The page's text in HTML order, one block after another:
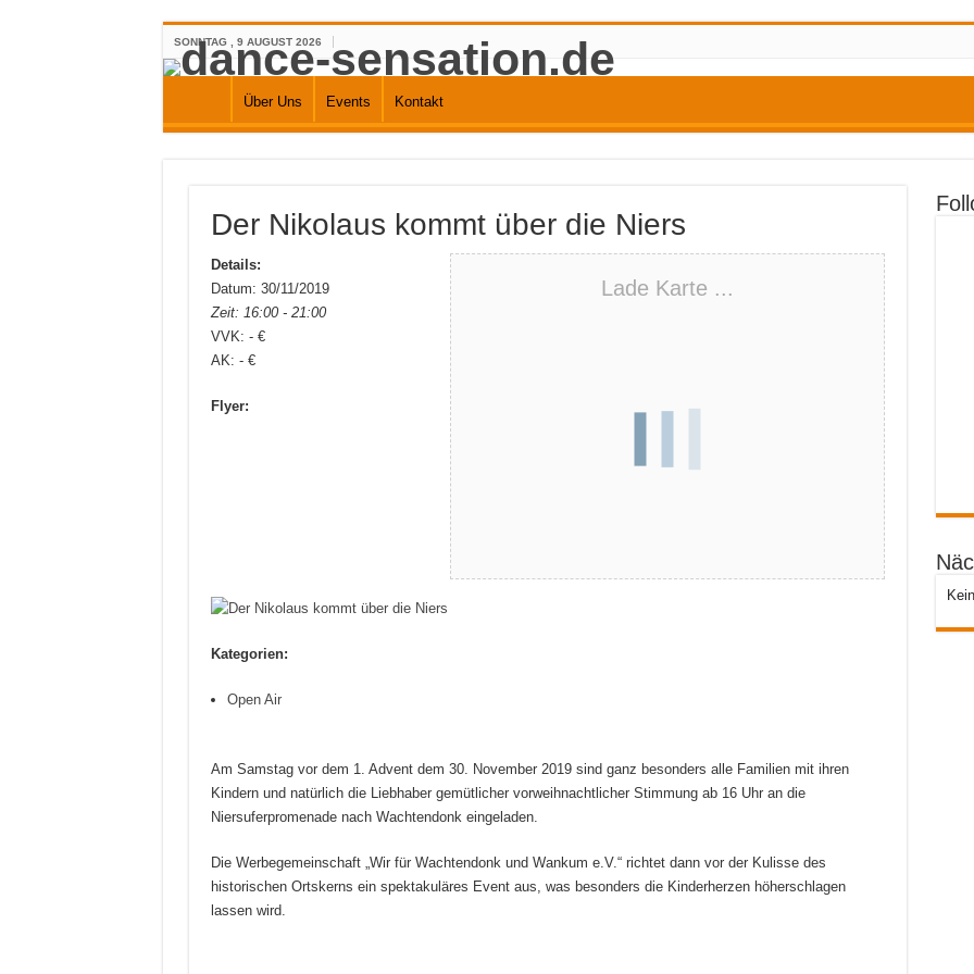
SONNTAG , 9 AUGUST 2026
Über Uns Events Kontakt
Der Nikolaus kommt über die Niers
Lade Karte ...
Details:
Datum: 30/11/2019
Zeit: 16:00 - 21:00
VVK: - €
AK: - €
Flyer:
Kategorien:
Open Air
Am Samstag vor dem 1. Advent dem 30. November 2019 sind ganz besonders alle Familien mit ihren
Kindern und natürlich die Liebhaber gemütlicher vorweihnachtlicher Stimmung ab 16 Uhr an die
Niersuferpromenade nach Wachtendonk eingeladen.
Die Werbegemeinschaft „Wir für Wachtendonk und Wankum e.V.“ richtet dann vor der Kulisse des
historischen Ortskerns ein spektakuläres Event aus, was besonders die Kinderherzen höherschlagen
lassen wird.